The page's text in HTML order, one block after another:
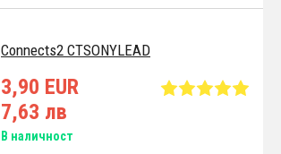
Connects2 CTSONYLEAD
3,90 EUR
7,63 лв
В наличност